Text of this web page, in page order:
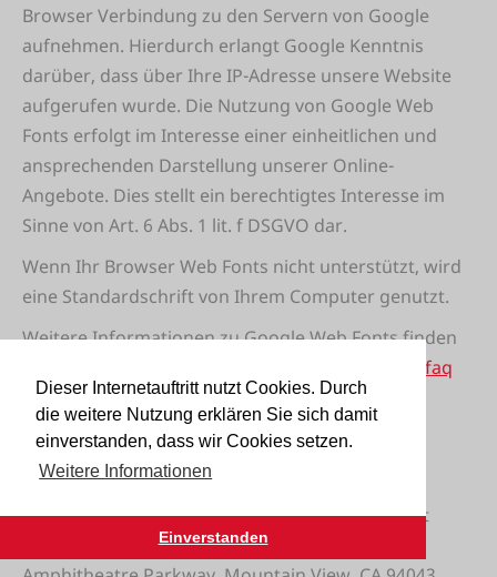
Dieser Internetauftritt nutzt Cookies. Durch
die weitere Nutzung erklären Sie sich damit
einverstanden, dass wir Cookies setzen.
Weitere Informationen
Einverstanden
Browser Verbindung zu den Servern von Google
aufnehmen. Hierdurch erlangt Google Kenntnis
darüber, dass über Ihre IP-Adresse unsere Website
aufgerufen wurde. Die Nutzung von Google Web
Fonts erfolgt im Interesse einer einheitlichen und
ansprechenden Darstellung unserer Online-
Angebote. Dies stellt ein berechtigtes Interesse im
Sinne von Art. 6 Abs. 1 lit. f DSGVO dar.
Wenn Ihr Browser Web Fonts nicht unterstützt, wird
eine Standardschrift von Ihrem Computer genutzt.
Weitere Informationen zu Google Web Fonts finden
https://developers.google.com/fonts/faq
und in der Datenschutzerklärung von Google:
https://www.google.com/policies/privacy/
Google Maps
Diese Seite nutzt über eine API den Kartendienst
Google Maps. Anbieter ist die Google Inc., 1600